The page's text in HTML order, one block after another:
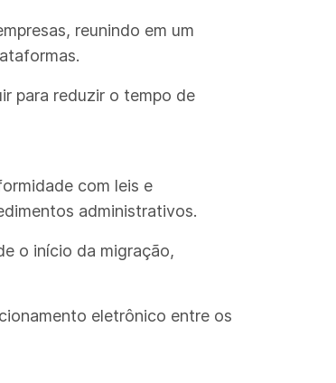
reunindo em um
para reduzir o tempo de
com leis e
administrativos.
o início da migração,
eletrônico entre os